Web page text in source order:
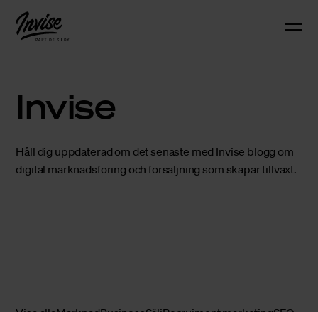
Invise
Håll dig uppdaterad om det senaste med Invise blogg om
digital marknadsföring och försäljning som skapar tillväxt.